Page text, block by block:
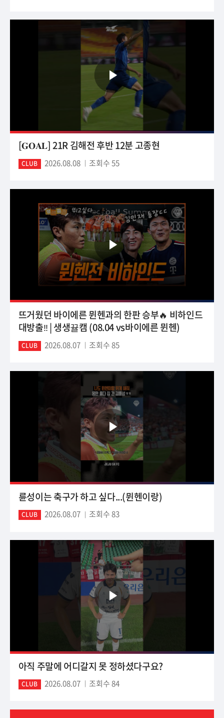
[𝐆𝐎𝐀𝐋] 21R 김해전 후반 12분 고종현
CLUB 2026.08.08 조회수 55
뜨거웠던 바이에른 뮌헨과의 한판 승부🔥 비하인드
대방출‼️ | 생생뀰캠 (08.04 vs바이에른 뮌헨)
CLUB 2026.08.07 조회수 85
륜성이는 축구가 하고 싶다...(뮌헨이랑)
CLUB 2026.08.07 조회수 83
아직 주말에 어디갈지 못 정하셨다구요?
CLUB 2026.08.07 조회수 84